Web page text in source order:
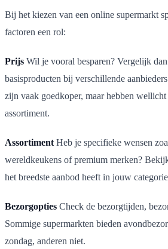
Bij het kiezen van een online supermarkt
factoren een rol:
Prijs Wil je vooral besparen? Vergelijk
basisproducten bij verschillende
zijn vaak goedkoper, maar hebben wellicht
assortiment.
Assortiment Heb je specifieke wensen
wereldkeukens of premium merken?
het breedste aanbod heeft in jouw
Bezorgopties Check de bezorgtijden,
Sommige supermarkten bieden
zondag, anderen niet.